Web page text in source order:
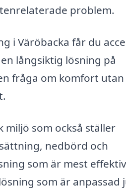
problem.
i Väröbacka får du
långsiktig lösning på
fråga om komfort utan
miljö som också ställer
nedbörd och
som är mest
som är anpassad